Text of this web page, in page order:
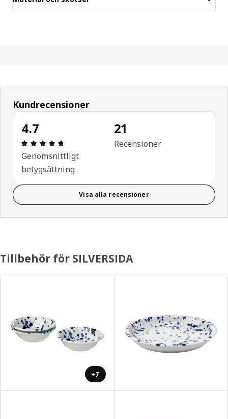
Kundrecensioner
4.7
Recension: 4.7 / 5 stjärnor. Totalt antal
Genomsnittligt
betygsättning
21
Recensioner
Visa alla recensioner
Tillbehör för SILVERSIDA
+7